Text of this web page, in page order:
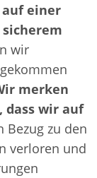
einer
wir
merken
dass wir auf
Bezug zu den
verloren und